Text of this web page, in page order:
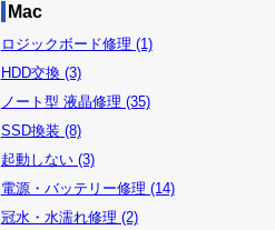
Mac
ロジックボード修理 (1)
HDD交換 (3)
ノート型 液晶修理 (35)
SSD換装 (8)
起動しない (3)
電源・バッテリー修理 (14)
冠水・水濡れ修理 (2)